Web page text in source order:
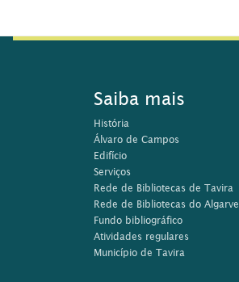
Saiba mais
História
Álvaro de Campos
Edifício
Serviços
Rede de Bibliotecas de Tavira
Rede de Bibliotecas do Algarve
Fundo bibliográfico
Atividades regulares
Município de Tavira